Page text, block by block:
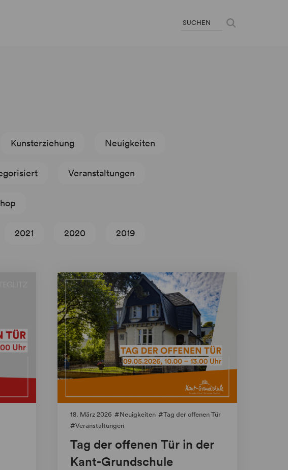
Kunsterziehung Neuigkeiten
Veranstaltungen
2021 2020 2019
18. März 2026 Neuigkeiten
Tag der offenen Tür
Veranstaltungen
Tag der offenen Tür in der
Kant-Grundschule